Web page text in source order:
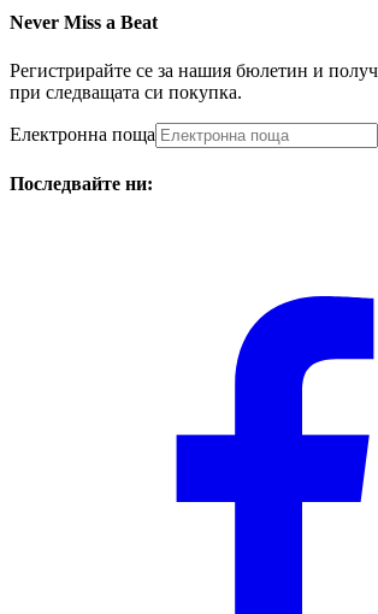
Never Miss a Beat
Регистрирайте се за нашия бюлетин и
при следващата си покупка.
Електронна поща
Последвайте ни: